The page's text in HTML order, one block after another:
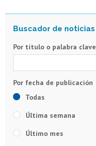
Por título o palabra clave
Todas
Última semana
Último mes